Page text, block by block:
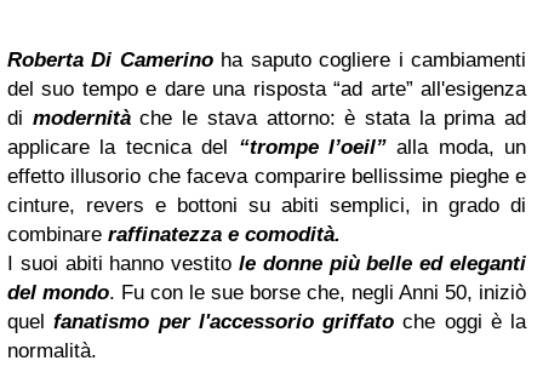
Roberta Di Camerinoha saputo cogliere i cambiamenti
del suo tempo e dare una risposta “ad arte” all'esigenza
di modernitàche le stava attorno: è stata la prima ad
applicare la tecnica del “trompe l’oeil”alla moda, un
effetto illusorio che faceva comparire bellissime pieghe e
cinture, revers e bottoni su abiti semplici, in grado di
combinare raffinatezza e comodità.
I suoi abiti hanno vestito le donne più belle ed eleganti
del mondo. Fu con le sue borse che, negli Anni 50, iniziò
quelfanatismo per l'accessorio griffatoche oggi è la
normalità.